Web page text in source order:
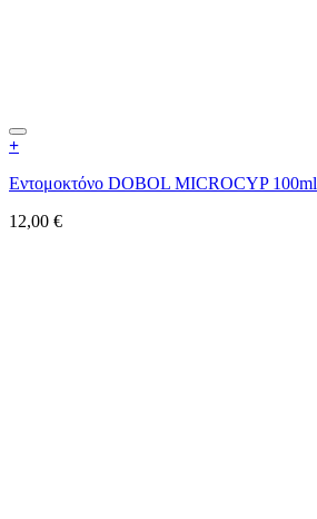
+
Εντομοκτόνο DOBOL MICROCYP 100ml
12,00 €